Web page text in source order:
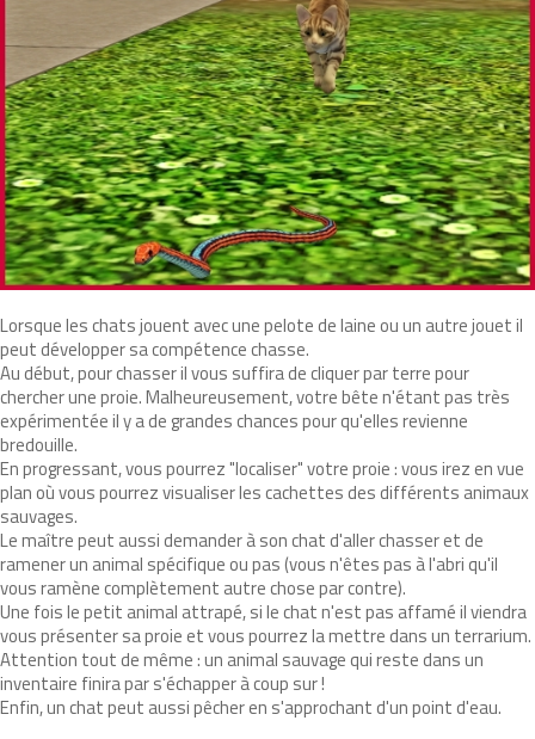
Lorsque les chats jouent avec une pelote de laine ou un autre jouet il
peut développer sa compétence chasse.
Au début, pour chasser il vous suffira de cliquer par terre pour
chercher une proie. Malheureusement, votre bête n'étant pas très
expérimentée il y a de grandes chances pour qu'elles revienne
bredouille.
En progressant, vous pourrez "localiser" votre proie : vous irez en vue
plan où vous pourrez visualiser les cachettes des différents animaux
sauvages.
Le maître peut aussi demander à son chat d'aller chasser et de
ramener un animal spécifique ou pas (vous n'êtes pas à l'abri qu'il
vous ramène complètement autre chose par contre).
Une fois le petit animal attrapé, si le chat n'est pas affamé il viendra
vous présenter sa proie et vous pourrez la mettre dans un terrarium.
Attention tout de même : un animal sauvage qui reste dans un
inventaire finira par s'échapper à coup sur !
Enfin, un chat peut aussi pêcher en s'approchant d'un point d'eau.